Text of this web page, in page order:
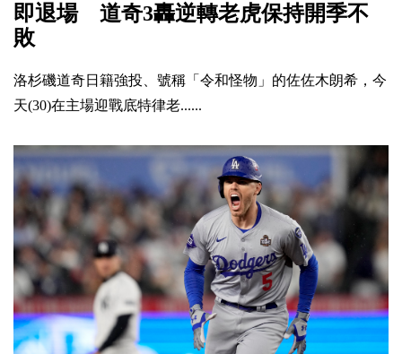
即退場 道奇3轟逆轉老虎保持開季不
敗
洛杉磯道奇日籍強投、號稱「令和怪物」的佐佐木朗希，今
天(30)在主場迎戰底特律老......